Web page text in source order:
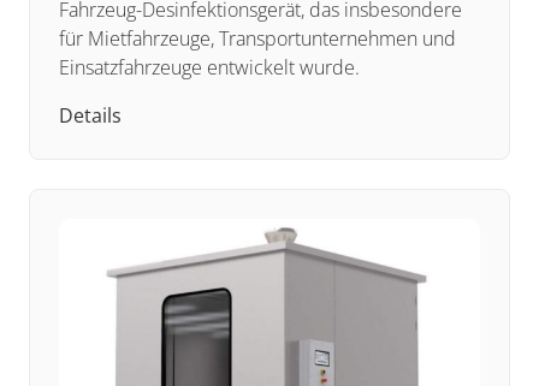
Fahrzeug-Desinfektionsgerät, das insbesondere
für Mietfahrzeuge, Transportunternehmen und
Einsatzfahrzeuge entwickelt wurde.
Details